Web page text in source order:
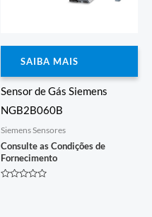
SAIBA MAIS
Sensor de Gás Siemens
NGB2B060B
Siemens Sensores
Consulte as Condições de
Fornecimento